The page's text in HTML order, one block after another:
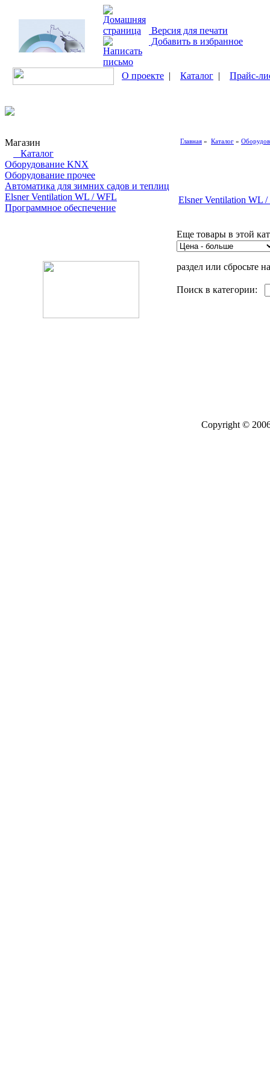
Версия для печати
Добавить в избранное
О проекте | Каталог | Прайс-
Магазин
Каталог
Оборудование KNX
Оборудование прочее
Автоматика для зимних садов и теплиц
Elsner Ventilation WL / WFL
Программное обеспечение
Главная » Каталог »
Elsner Ventilation WL
Еще товары в этой
раздел или сбросьте
Поиск в категории:
Copyright ©